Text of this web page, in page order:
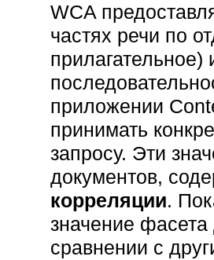
WCA
частях речи по
приложении
принимать
запросу. Эти
документов,
корреляции.
значение
сравнении с